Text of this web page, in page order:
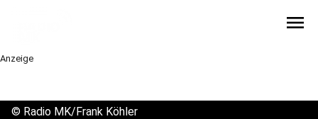
menu
Anzeige
© Radio MK/Frank Köhler